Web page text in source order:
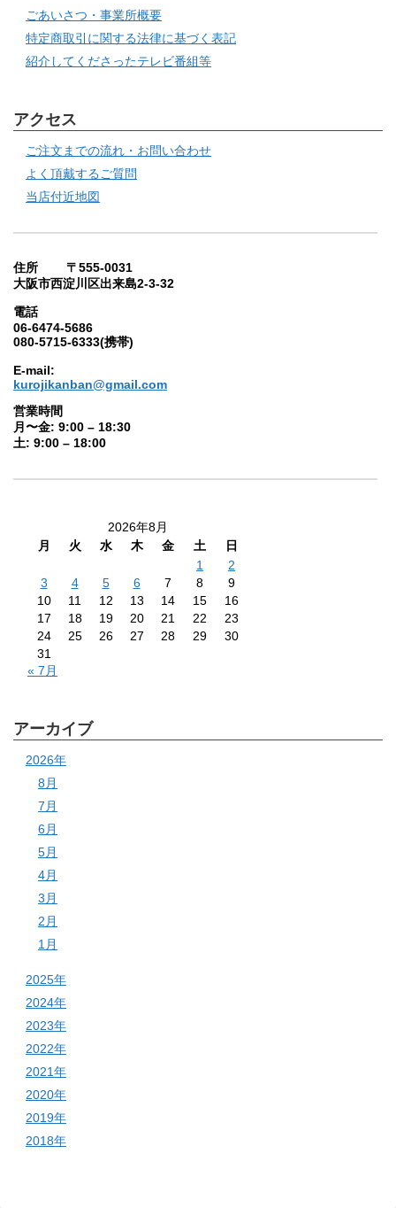
ごあいさつ・事業所概要
特定商取引に関する法律に基づく表記
紹介してくださったテレビ番組等
アクセス
ご注文までの流れ・お問い合わせ
よく頂戴するご質問
当店付近地図
住所 〒555-0031
大阪市西淀川区出来島2-3-32
電話
06-6474-5686
080-5715-6333(携帯)
E-mail:
kurojikanban@gmail.com
営業時間
月〜金: 9:00 – 18:30
土: 9:00 – 18:00
2026年8月
月
火 水 木 金 土
日
1
2
3
4 5 6 7 8
9
10
11 12 13 14 15
16
17
18 19 20 21 22
23
24
25 26 27 28 29
30
31
« 7月
アーカイブ
2026年
8月
7月
6月
5月
4月
3月
2月
1月
2025年
2024年
2023年
2022年
2021年
2020年
2019年
2018年